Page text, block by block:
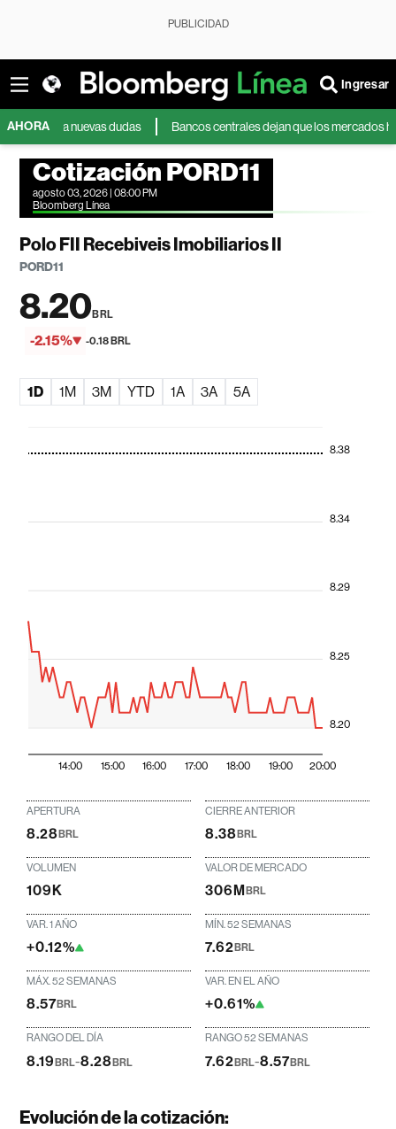
PUBLICIDAD
Ingresar
AHORAnuevas dudas Bancos centrales dejan que los mercados hagan el
Cotización PORD11
agosto 03, 2026 | 08:00 PM
Bloomberg Línea
Polo FII Recebiveis Imobiliarios II
PORD11
8.20BRL
-2.15% -0.18 BRL
1D 1M 3M YTD 1A 3A 5A
14:00 15:00 16:00 17:00 18:00 19:00 20:00
8.20
8.25
8.29
8.34
8.38
APERTURA
8.28BRL
CIERRE ANTERIOR
8.38BRL
VOLUMEN
109K
VALOR DE MERCADO
306MBRL
VAR. 1 AÑO
+0.12%
MÍN. 52 SEMANAS
7.62BRL
MÁX. 52 SEMANAS
8.57BRL
VAR. EN EL AÑO
+0.61%
RANGO DEL DÍA
8.19BRL-8.28BRL
RANGO 52 SEMANAS
7.62 BRL-8.57BRL
Evolución de la cotización: